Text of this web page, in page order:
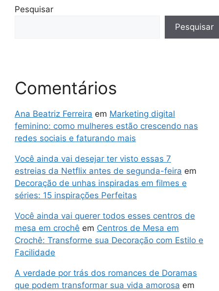
Pesquisar
Pesquisar
Comentários
Ana Beatriz Ferreira em Marketing digital
feminino: como mulheres estão crescendo nas
redes sociais e faturando mais
Você ainda vai desejar ter visto essas 7
estreias da Netflix antes de segunda-feira em
Decoração de unhas inspiradas em filmes e
séries: 15 inspirações Perfeitas
Você ainda vai querer todos esses centros de
mesa em crochê em Centros de Mesa em
Crochê: Transforme sua Decoração com Estilo e
Facilidade
A verdade por trás dos romances de Doramas
que podem transformar sua vida amorosa em